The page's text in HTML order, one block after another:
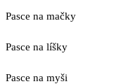
Pasce na mačky
Pasce na líšky
Pasce na myši